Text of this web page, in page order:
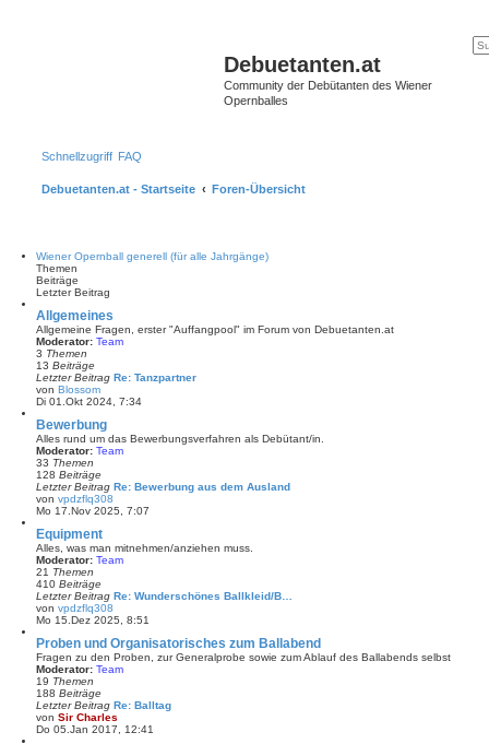
Debuetanten.at
Community der Debütanten des Wiener
Opernballes
Schnellzugriff FAQ
Debuetanten.at - Startseite Foren-Übersicht
Wiener Opernball generell (für alle Jahrgänge)
Themen
Beiträge
Letzter Beitrag
Allgemeines
Allgemeine Fragen, erster "Auffangpool" im Forum von Debuetanten.at
Moderator: Team
3 Themen
13 Beiträge
Letzter Beitrag Re: Tanzpartner
von Blossom
N
u
e
s
t
B
e
i
a
g
Di 01.Okt 2024, 7:34
Bewerbung
Alles rund um das Bewerbungsverfahren als Debütant/in.
Moderator: Team
33 Themen
128 Beiträge
Letzter Beitrag Re: Bewerbung aus dem Ausland
von vpdzflq308
N
e
s
t
r
B
e
i
t
r
a
g
Mo 17.Nov 2025, 7:07
Equipment
Alles, was man mitnehmen/anziehen muss.
Moderator: Team
21 Themen
410 Beiträge
Letzter Beitrag Re: Wunderschönes Ballkleid/B…
von vpdzflq308
N
e
u
e
t
r
B
e
Mo 15.Dez 2025, 8:51
Proben und Organisatorisches zum Ballabend
Fragen zu den Proben, zur Generalprobe sowie zum Ablauf des Ballabends selbst
Moderator: Team
19 Themen
188 Beiträge
Letzter Beitrag Re: Balltag
von Sir Charles
N
Do 05.Jan 2017, 12:41